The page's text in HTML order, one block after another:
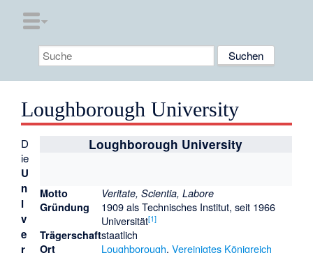
Loughborough University
Loughborough University
Motto
Veritate, Scientia, Labore
Gründung
1909 als Technisches Institut, seit 1966
Universität[1]
Trägerschaftstaatlich
Ort Loughborough, Vereinigtes Königreich
D
ie
U
n
i
v
e
r